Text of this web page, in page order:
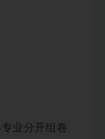
业分开组卷